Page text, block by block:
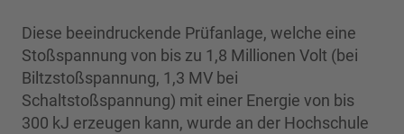
Diese beeindruckende Prüfanlage, welche eine
Stoßspannung von bis zu 1,8 Millionen Volt (bei
Biltzstoßspannung, 1,3 MV bei
Schaltstoßspannung) mit einer Energie von bis
300 kJ erzeugen kann, wurde an der Hochschule